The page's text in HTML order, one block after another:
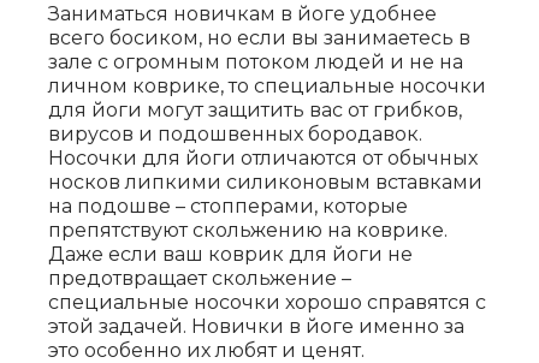
Заниматься новичкам в йоге удобнее
всего босиком, но если вы занимаетесь в
зале с огромным потоком людей и не на
личном коврике, то специальные носочки
для йоги могут защитить вас от грибков,
вирусов и подошвенных бородавок.
Носочки для йоги отличаются от обычных
носков липкими силиконовым вставками
на подошве – стопперами, которые
препятствуют скольжению на коврике.
Даже если ваш коврик для йоги не
предотвращает скольжение –
специальные носочки хорошо справятся с
этой задачей. Новички в йоге именно за
это особенно их любят и ценят.